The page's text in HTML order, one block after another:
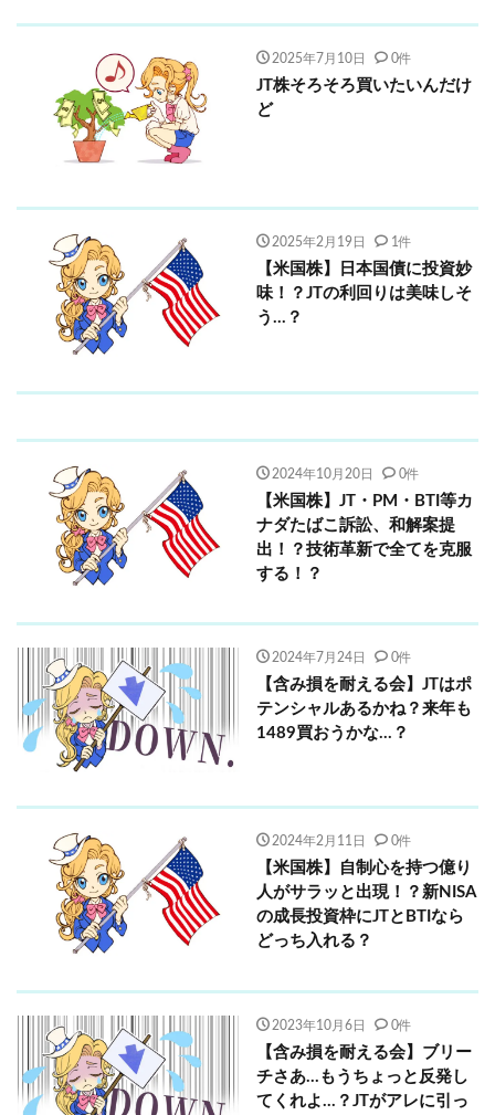
2025年7月10日 0件
JT株そろそろ買いたいんだけ
ど
2025年2月19日 1件
【米国株】日本国債に投資妙
味！？JTの利回りは美味しそ
う…？
2024年10月20日 0件
【米国株】JT・PM・BTI等カ
ナダたばこ訴訟、和解案提
出！？技術革新で全てを克服
する！？
2024年7月24日 0件
【含み損を耐える会】JTはポ
テンシャルあるかね？来年も
1489買おうかな…？
2024年2月11日 0件
【米国株】自制心を持つ億り
人がサラッと出現！？新NISA
の成長投資枠にJTとBTIなら
どっち入れる？
2023年10月6日 0件
【含み損を耐える会】ブリー
チさあ…もうちょっと反発し
てくれよ…？JTがアレに引っ